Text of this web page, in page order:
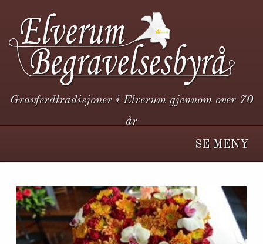
Gravferdtradisjoner i Elverum gjennom over 70
år
SE MENY